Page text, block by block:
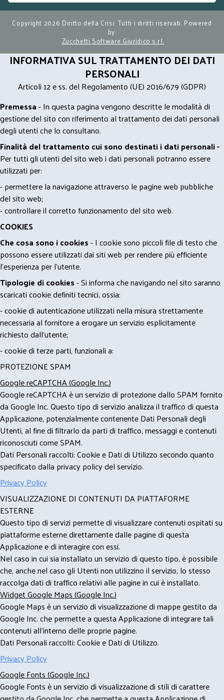
Copyright 2026 Diritto della Crisi. Tutti i diritti riservati. Powered
by:
Zucchetti Software Giuridico s.r.l.
INFORMATIVA SUL TRATTAMENTO DEI DATI
PERSONALI
Articoli 12 e ss. del Regolamento (UE) 2016/679 (GDPR)
Premessa- In questa pagina vengono descritte le modalità di
gestione del sito con riferimento al trattamento dei dati personali
degli utenti che lo consultano.
Finalità del trattamento cui sono destinati i dati personali -
Per tutti gli utenti del sito web i dati personali potranno essere
utilizzati per:
- permettere la navigazione attraverso le pagine web pubbliche
del sito web;
- controllare il corretto funzionamento del sito web.
COOKIES
Che cosa sono i cookies- I cookie sono piccoli file di testo che
possono essere utilizzati dai siti web per rendere più efficiente
l'esperienza per l'utente.
Tipologie di cookies- Si informa che navigando nel sito saranno
scaricati cookie definiti tecnici, ossia:
- cookie di autenticazione utilizzati nella misura strettamente
necessaria al fornitore a erogare un servizio esplicitamente
richiesto dall'utente;
- cookie di terze parti, funzionali a:
PROTEZIONE SPAM
Google reCAPTCHA (Google Inc.)
Google reCAPTCHA è un servizio di protezione dallo SPAM fornito
da Google Inc. Questo tipo di servizio analizza il traffico di questa
Applicazione, potenzialmente contenente Dati Personali degli
Utenti, al fine di filtrarlo da parti di traffico, messaggi e contenuti
riconosciuti come SPAM.
Dati Personali raccolti: Cookie e Dati di Utilizzo secondo quanto
specificato dalla privacy policy del servizio.
Privacy Policy
VISUALIZZAZIONE DI CONTENUTI DA PIATTAFORME
ESTERNE
Questo tipo di servizi permette di visualizzare contenuti ospitati su
piattaforme esterne direttamente dalle pagine di questa
Applicazione e di interagire con essi.
Nel caso in cui sia installato un servizio di questo tipo, è possibile
che, anche nel caso gli Utenti non utilizzino il servizio, lo stesso
raccolga dati di traffico relativi alle pagine in cui è installato.
Widget Google Maps (Google Inc.)
Google Maps è un servizio di visualizzazione di mappe gestito da
Google Inc. che permette a questa Applicazione di integrare tali
contenuti all'interno delle proprie pagine.
Dati Personali raccolti: Cookie e Dati di Utilizzo.
Privacy Policy
Google Fonts (Google Inc.)
Google Fonts è un servizio di visualizzazione di stili di carattere